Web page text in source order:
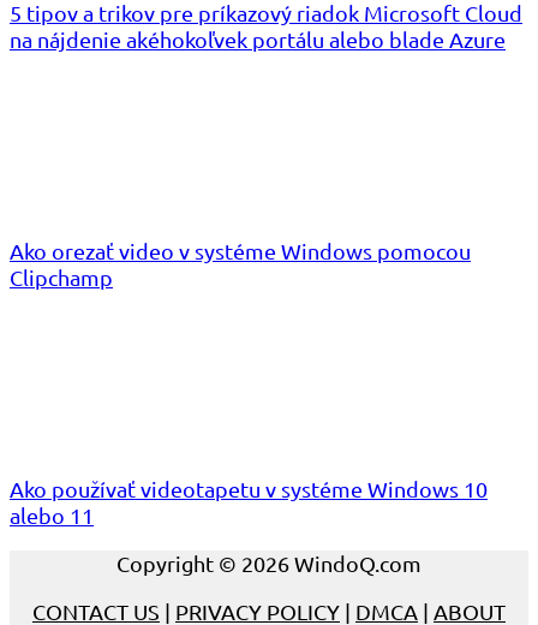
5 tipov a trikov pre príkazový riadok Microsoft Cloud
na nájdenie akéhokoľvek portálu alebo blade Azure
Ako orezať video v systéme Windows pomocou
Clipchamp
Ako používať videotapetu v systéme Windows 10
alebo 11
Copyright © 2026 WindoQ.com
CONTACT US | PRIVACY POLICY | DMCA | ABOUT